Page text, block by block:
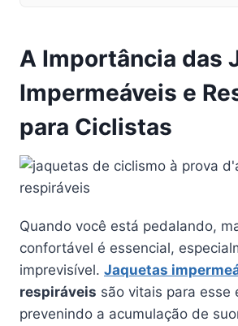
A Importância das
Impermeáveis e
para Ciclistas
Quando você está pedalando,
confortável é essencial,
imprevisível. Jaquetas
respiráveis são vitais para esse
prevenindo a acumulação de